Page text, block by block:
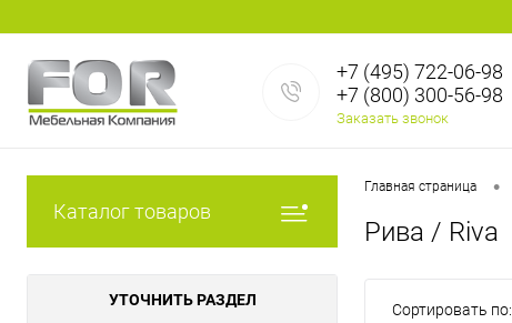
+7 (495) 722-06-98
+7 (800) 300-56-98
Заказать звонок
Каталог товаров
УТОЧНИТЬ РАЗДЕЛ
Главная страница •
Рива / Riva
Сортировать по: